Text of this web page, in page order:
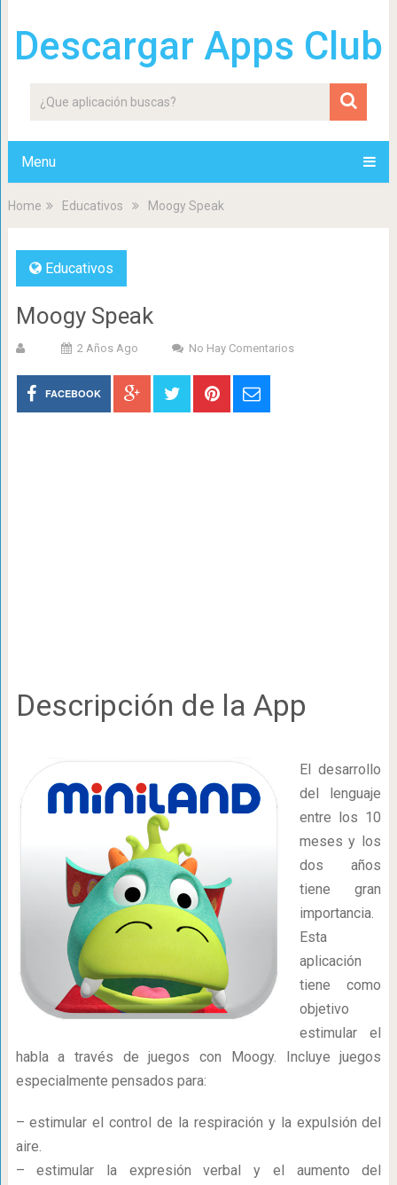
Descargar Apps Club
Menu
Home Educativos Moogy Speak
Educativos
Moogy Speak
2 Años Ago No Hay Comentarios
FACEBOOK
Descripción de la App
El desarrollo
del lenguaje
entre los 10
meses y los
dos años
tiene gran
importancia.
Esta
aplicación
tiene como
objetivo
estimular el
habla a través de juegos con Moogy. Incluye juegos
especialmente pensados para:
– estimular el control de la respiración y la expulsión del
aire.
– estimular la expresión verbal y el aumento del